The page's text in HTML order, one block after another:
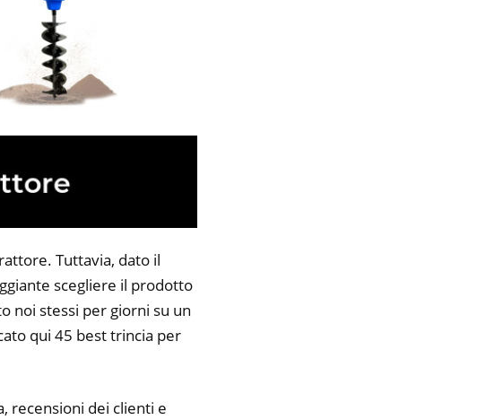
Tuttavia, dato il
scegliere il prodotto
noi stessi per giorni su un
qui 45 best trincia per
recensioni dei clienti e